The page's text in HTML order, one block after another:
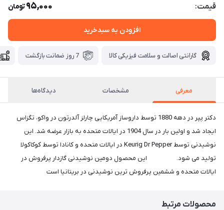
قیمت: 95,000تومان
افزودن به سبدخرید
گارانتی اصالت و سلامت فیزیکی کالا 7 روز ضمانت بازگشت
معرفی مشخصات دیدگاه‌ها
دکتر پپر در دهه 1880 توسط داروساز آمریکایی چارلز آلدرتون در واکو، تگزاس
ایجاد شد و اولین بار در سال 1904 در ایالات متحده به بازار عرضه شد. این
نوشیدنی توسط Keurig Dr Pepper در ایالات متحده و کانادا توسط کوکاکولا
تولید می شود. این محصول دومین نوشیدنی گازدار پرفروش در
ایالات متحده و ششمین پرفروش ترین نوشیدنی در بریتانیا است
محصولات مرتبط